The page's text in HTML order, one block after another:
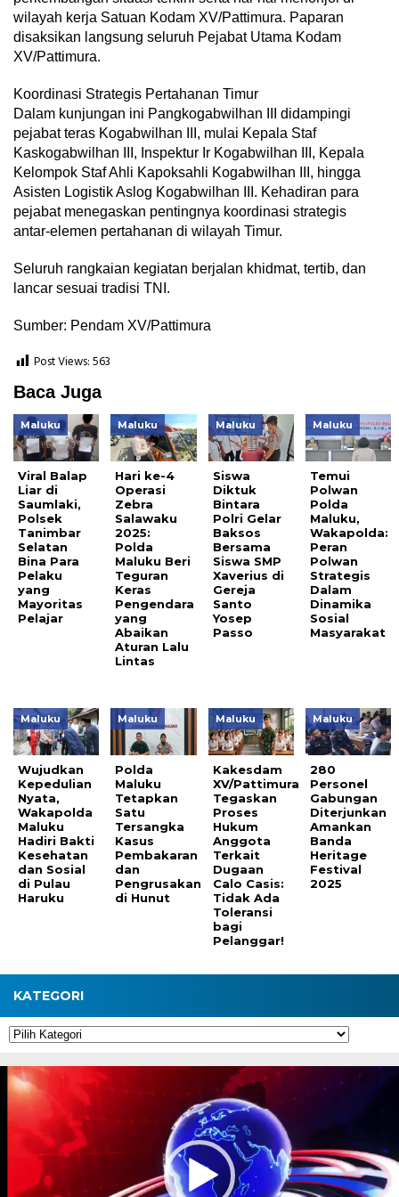
wilayah kerja Satuan Kodam XV/Pattimura. Paparan
disaksikan langsung seluruh Pejabat Utama Kodam
XV/Pattimura.
Koordinasi Strategis Pertahanan Timur
Dalam kunjungan ini Pangkogabwilhan III didampingi
pejabat teras Kogabwilhan III, mulai Kepala Staf
Kaskogabwilhan III, Inspektur Ir Kogabwilhan III, Kepala
Kelompok Staf Ahli Kapoksahli Kogabwilhan III, hingga
Asisten Logistik Aslog Kogabwilhan III. Kehadiran para
pejabat menegaskan pentingnya koordinasi strategis
antar-elemen pertahanan di wilayah Timur.
Seluruh rangkaian kegiatan berjalan khidmat, tertib, dan
lancar sesuai tradisi TNI.
Sumber: Pendam XV/Pattimura
Post Views:563
Baca Juga
Maluku
Viral Balap
Liar di
Saumlaki,
Polsek
Tanimbar
Selatan
Bina Para
Pelaku
yang
Mayoritas
Pelajar
Maluku
Hari ke-4
Operasi
Zebra
Salawaku
2025:
Polda
Maluku Beri
Teguran
Keras
Pengendara
yang
Abaikan
Aturan Lalu
Lintas
Maluku
Siswa
Diktuk
Bintara
Polri Gelar
Baksos
Bersama
Siswa SMP
Xaverius di
Gereja
Santo
Yosep
Passo
Maluku
Temui
Polwan
Polda
Maluku,
Wakapolda:
Peran
Polwan
Strategis
Dalam
Dinamika
Sosial
Masyarakat
Maluku
Wujudkan
Kepedulian
Nyata,
Wakapolda
Maluku
Hadiri Bakti
Kesehatan
dan Sosial
di Pulau
Haruku
Maluku
Polda
Maluku
Tetapkan
Satu
Tersangka
Kasus
Pembakaran
dan
Pengrusakan
di Hunut
Maluku
Kakesdam
XV/Pattimura
Tegaskan
Proses
Hukum
Anggota
Terkait
Dugaan
Calo Casis:
Tidak Ada
Toleransi
bagi
Pelanggar!
Maluku
280
Personel
Gabungan
Diterjunkan
Amankan
Banda
Heritage
Festival
2025
KATEGORI
Kategori
Pemutar
Video